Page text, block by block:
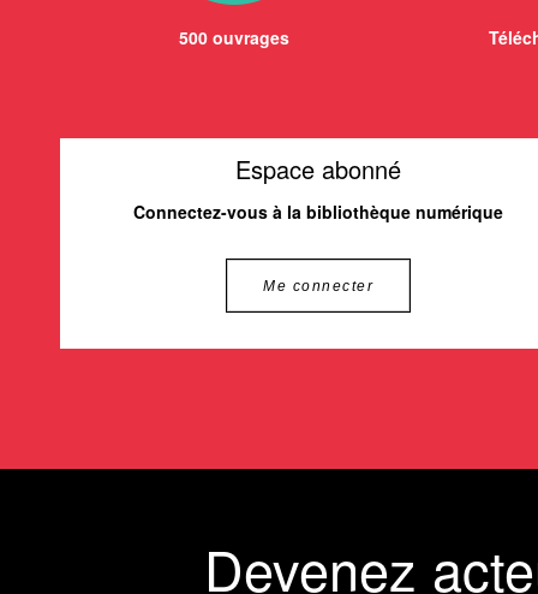
500 ouvrages
Espace abonné
Connectez-vous à la bibliothèque numérique
Me connecter
Devenez